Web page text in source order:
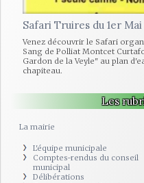
Safari Truires du 1er Mai
Venez découvrir le Safari
Sang de Polliat Montcet
Gardon de la Veyle" au plan
chapiteau.
Les
La mairie
L'équipe municipale
Comptes-rendus du conseil
municipal
Délibérations